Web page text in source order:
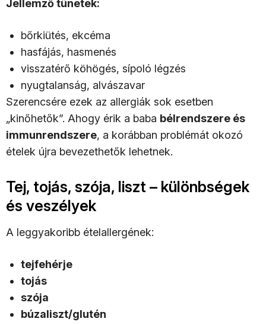
Jellemző tünetek:
bőrkiütés, ekcéma
hasfájás, hasmenés
visszatérő köhögés, sípoló légzés
nyugtalanság, alvászavar
Szerencsére ezek az allergiák sok esetben
„kinőhetők”. Ahogy érik a baba bélrendszere és
immunrendszere, a korábban problémát okozó
ételek újra bevezethetők lehetnek.
Tej, tojás, szója, liszt – különbségek
és veszélyek
A leggyakoribb ételallergének:
tejfehérje
tojás
szója
búzaliszt/glutén